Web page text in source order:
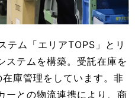
テム「エリアTOPS」とリ
ステムを構築。受託在庫を
庫管理をしています。非
ーとの物流連携により、商